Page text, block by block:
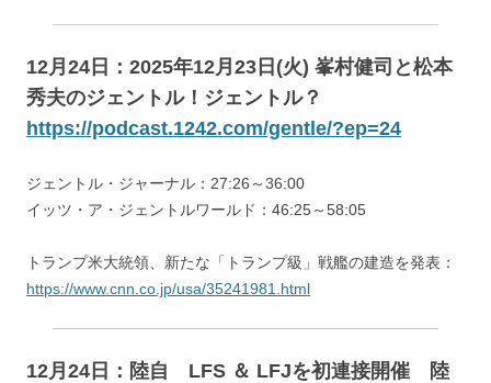
12月24日：2025年12月23日(火) 峯村健司と松本
秀夫のジェントル！ジェントル？
https://podcast.1242.com/gentle/?ep=24
ジェントル・ジャーナル：27:26～36:00
イッツ・ア・ジェントルワールド：46:25～58:05
トランプ米大統領、新たな「トランプ級」戦艦の建造を発表：
https://www.cnn.co.jp/usa/35241981.html
12月24日：陸自 LFS ＆ LFJを初連接開催 陸